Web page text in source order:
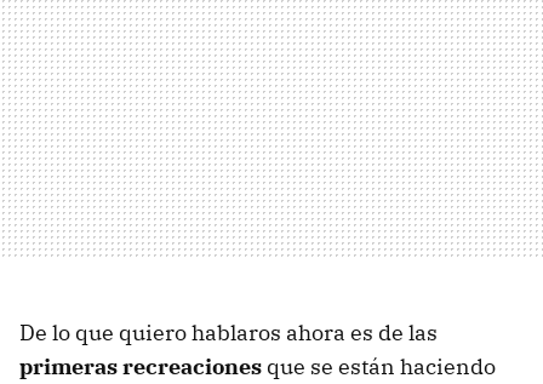
De lo que quiero hablaros ahora es de las
primeras recreaciones que se están haciendo